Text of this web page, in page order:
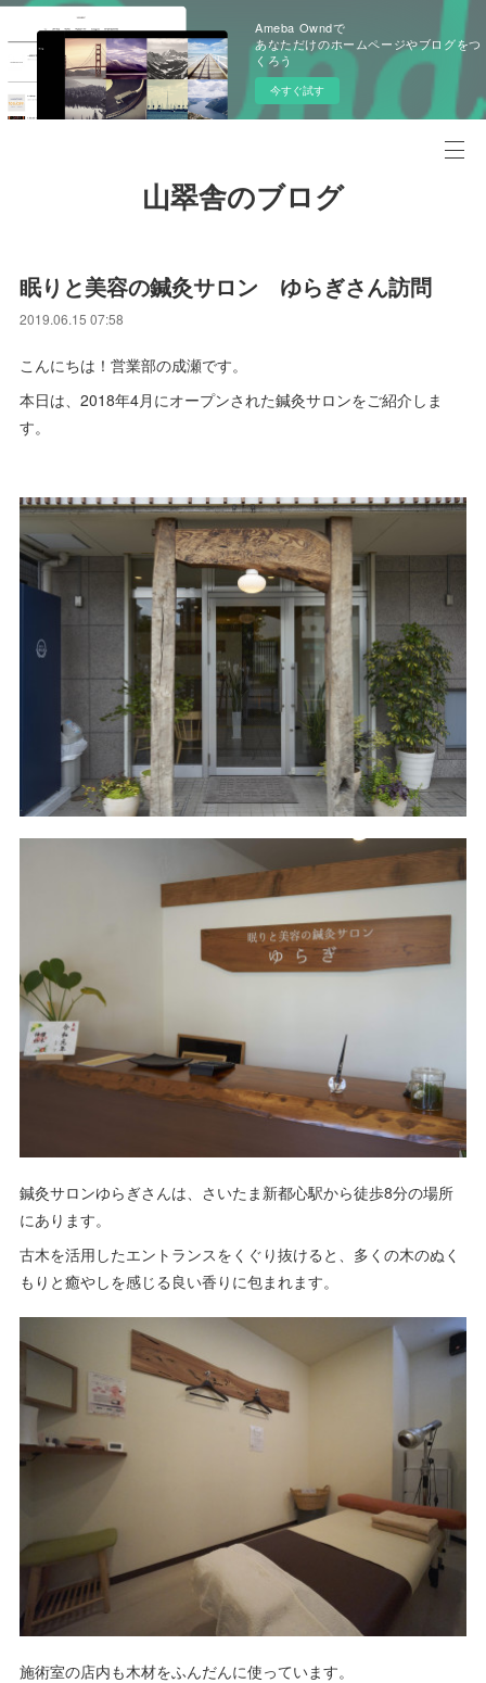
Ameba Owndで
あなただけのホームページやブログをつ
くろう
今すぐ試す
山翠舎のブログ
眠りと美容の鍼灸サロン ゆらぎさん訪問
2019.06.15 07:58
こんにちは！営業部の成瀬です。
本日は、2018年4月にオープンされた鍼灸サロンをご紹介しま
す。
鍼灸サロンゆらぎさんは、さいたま新都心駅から徒歩8分の場所
にあります。
古木を活用したエントランスをくぐり抜けると、多くの木のぬく
もりと癒やしを感じる良い香りに包まれます。
施術室の店内も木材をふんだんに使っています。